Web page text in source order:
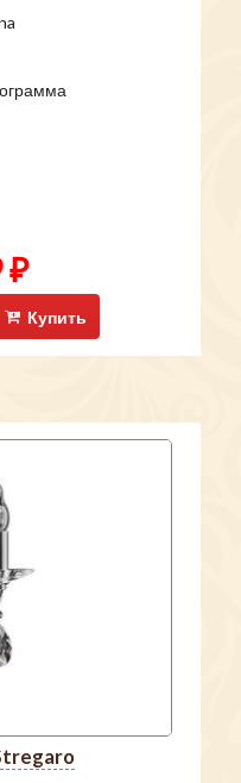
₽
Купить